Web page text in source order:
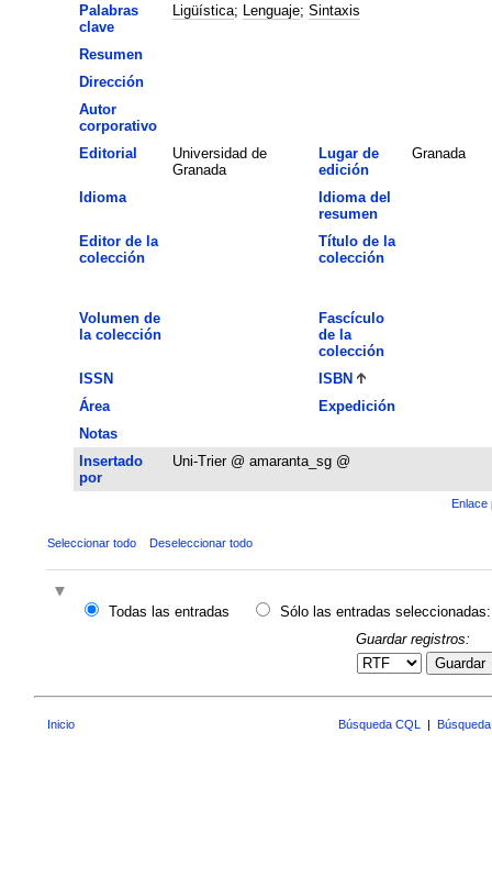
Palabras
clave
Ligüística; Lenguaje; Sintaxis
Resumen
Dirección
Autor
corporativo
Editorial
Universidad de
Granada
Lugar de
edición
Granada
Idioma
Idioma del
resumen
Editor de la
colección
Título de la
colección
Volumen de
la colección
Fascículo
de la
colección
ISSN
ISBN
Área
Expedición
Notas
Insertado
por
Uni-Trier @ amaranta_sg @
Enlace
Seleccionar todo Deseleccionar todo
Todas las entradas
Sólo las entradas seleccionadas:
Guardar registros:
Guardar
Inicio Búsqueda CQL